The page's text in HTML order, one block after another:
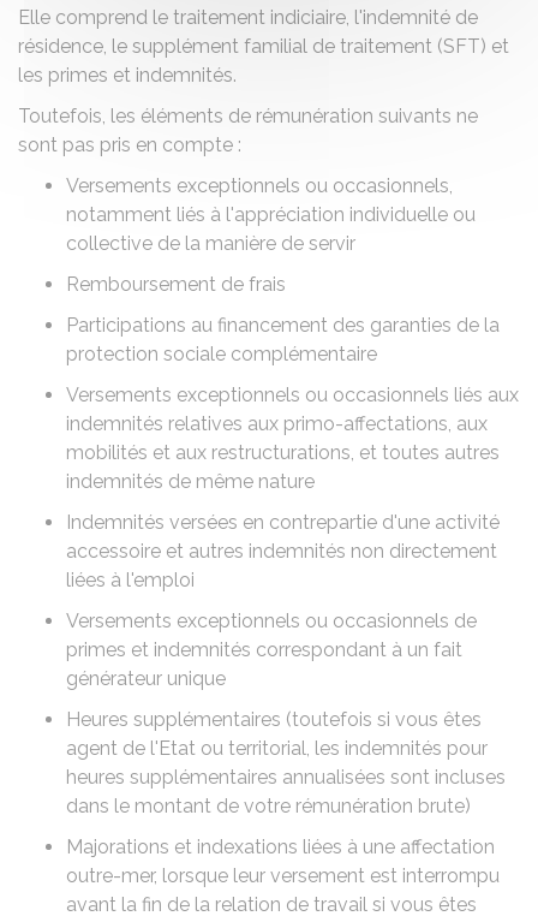
Elle comprend le traitement indiciaire, l'indemnité de
résidence, le supplément familial de traitement (SFT) et
les primes et indemnités.
Toutefois, les éléments de rémunération suivants ne
sont pas pris en compte :
Versements exceptionnels ou occasionnels,
notamment liés à l'appréciation individuelle ou
collective de la manière de servir
Remboursement de frais
Participations au financement des garanties de la
protection sociale complémentaire
Versements exceptionnels ou occasionnels liés aux
indemnités relatives aux primo-affectations, aux
mobilités et aux restructurations, et toutes autres
indemnités de même nature
Indemnités versées en contrepartie d'une activité
accessoire et autres indemnités non directement
liées à l'emploi
Versements exceptionnels ou occasionnels de
primes et indemnités correspondant à un fait
générateur unique
Heures supplémentaires (toutefois si vous êtes
agent de l'Etat ou territorial, les indemnités pour
heures supplémentaires annualisées sont incluses
dans le montant de votre rémunération brute)
Majorations et indexations liées à une affectation
outre-mer, lorsque leur versement est interrompu
avant la fin de la relation de travail si vous êtes